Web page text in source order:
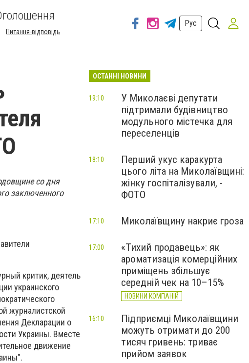
Питання-відповідь
Рус
со дня
заключенного
критик, деятель
украинского
журналистской
Декларации о
Украины. Вместе
движение
ОСТАННІ НОВИНИ
У Миколаєві депутати
підтримали будівництво
модульного містечка для
переселенців
19:10
Перший укус каракурта
цього літа на Миколаївщині:
жінку госпіталізували, -
ФОТО
18:10
Миколаївщину накриє гроза
17:10
«Тихий продавець»: як
ароматизація комерційних
приміщень збільшує
середній чек на 10–15%
НОВИНИ КОМПАНІЙ
17:00
Підприємці Миколаївщини
можуть отримати до 200
тисяч гривень: триває
прийом заявок
16:10